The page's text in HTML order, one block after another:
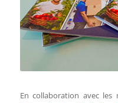
En collaboration avec les